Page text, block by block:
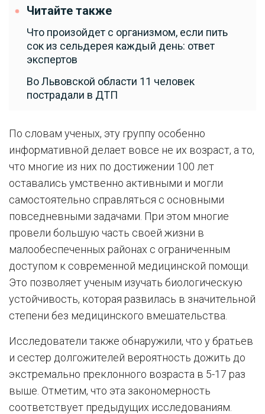
Читайте также
Что произойдет с организмом, если пить
сок из сельдерея каждый день: ответ
экспертов
Во Львовской области 11 человек
пострадали в ДТП
По словам ученых, эту группу особенно
информативной делает вовсе не их возраст, а то,
что многие из них по достижении 100 лет
оставались умственно активными и могли
самостоятельно справляться с основными
повседневными задачами. При этом многие
провели большую часть своей жизни в
малообеспеченных районах с ограниченным
доступом к современной медицинской помощи.
Это позволяет ученым изучать биологическую
устойчивость, которая развилась в значительной
степени без медицинского вмешательства.
Исследователи также обнаружили, что у братьев
и сестер долгожителей вероятность дожить до
экстремально преклонного возраста в 5-17 раз
выше. Отметим, что эта закономерность
соответствует предыдущих исследованиям.